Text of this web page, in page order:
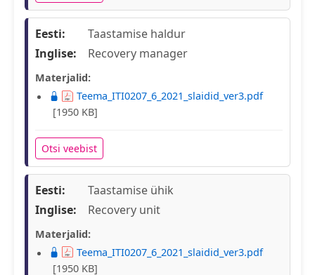
Eesti:
Taastamise haldur
Inglise:
Recovery manager
Materjalid:
Teema_ITI0207_6_2021_slaidid_ver3.pdf
[1950 KB]
Otsi veebist
Eesti:
Taastamise ühik
Inglise:
Recovery unit
Materjalid:
Teema_ITI0207_6_2021_slaidid_ver3.pdf
[1950 KB]